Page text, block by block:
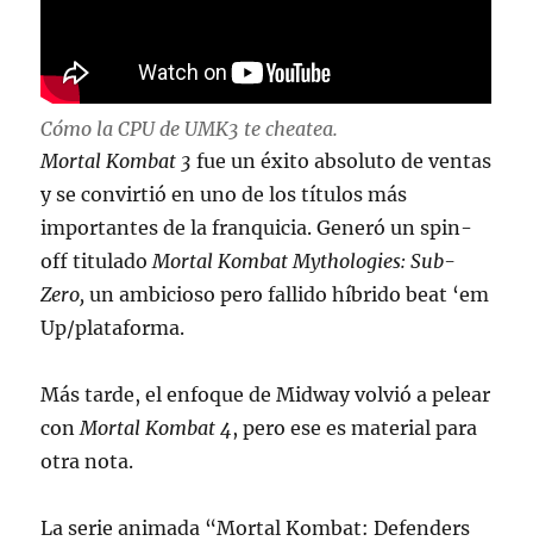
Cómo la CPU de UMK3 te cheatea.
Mortal Kombat 3 fue un éxito absoluto de ventas
y se convirtió en uno de los títulos más
importantes de la franquicia. Generó un spin-
off titulado Mortal Kombat Mythologies: Sub-
Zero,un ambicioso pero fallido híbrido beat ‘em
Up/plataforma.
Más tarde, el enfoque de Midway volvió a pelear
con Mortal Kombat 4 , pero ese es material para
otra nota.
La serie animada “Mortal Kombat: Defenders